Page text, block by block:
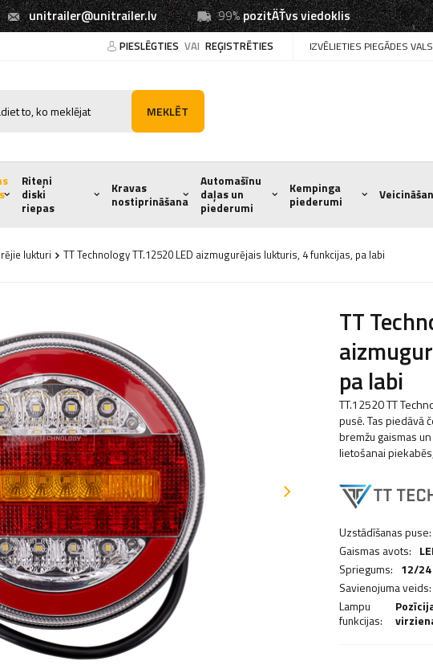
unitrailer@unitrailer.lv 99%pozitÄŤvs viedoklis
PIESLĒGTIES VAI REĢISTRĒTIES IZVĒLIETIES PIEGĀDES
MEKLĒT
Riteņi
diski
riepas
Kravas
nostiprināšana
Automašīnu
daļas un
piederumi
Kempinga
piederumi
lukturi TT Technology TT.12520 LED aizmugurējais lukturis, 4 funkcijas, pa labi
TT
pa labi
TT.12520 TT
pusē. Tas piedāvā
bremžu gaismas
lietošanai
Uzstādīšanas puse:
Gaismas avots:
Spriegums: 12/24
Savienojuma veids:
Lampu
funkcijas: